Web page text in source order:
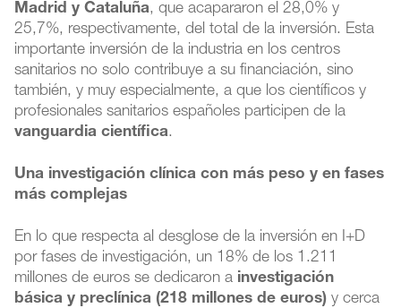
Madrid y Cataluña, que acapararon el 28,0% y
25,7%, respectivamente, del total de la inversión. Esta
importante inversión de la industria en los centros
sanitarios no solo contribuye a su financiación, sino
también, y muy especialmente, a que los científicos y
profesionales sanitarios españoles participen de la
vanguardia científica.
Una investigación clínica con más peso y en fases
más complejas
En lo que respecta al desglose de la inversión en I+D
por fases de investigación, un 18% de los 1.211
millones de euros se dedicaron a investigación
básica y preclínica (218 millones de euros) y cerca